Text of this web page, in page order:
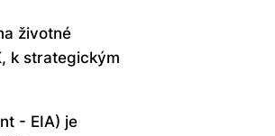
životné
k strategickým
- EIA) je